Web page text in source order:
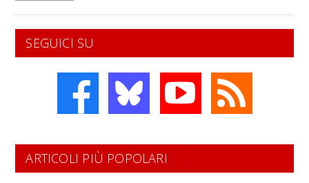
SEGUICI SU
ARTICOLI PIÙ POPOLARI